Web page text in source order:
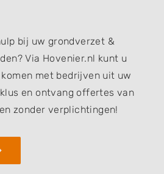
bij uw grondverzet &
Via Hovenier.nl kunt u
met bedrijven uit uw
en ontvang offertes van
zonder verplichtingen!